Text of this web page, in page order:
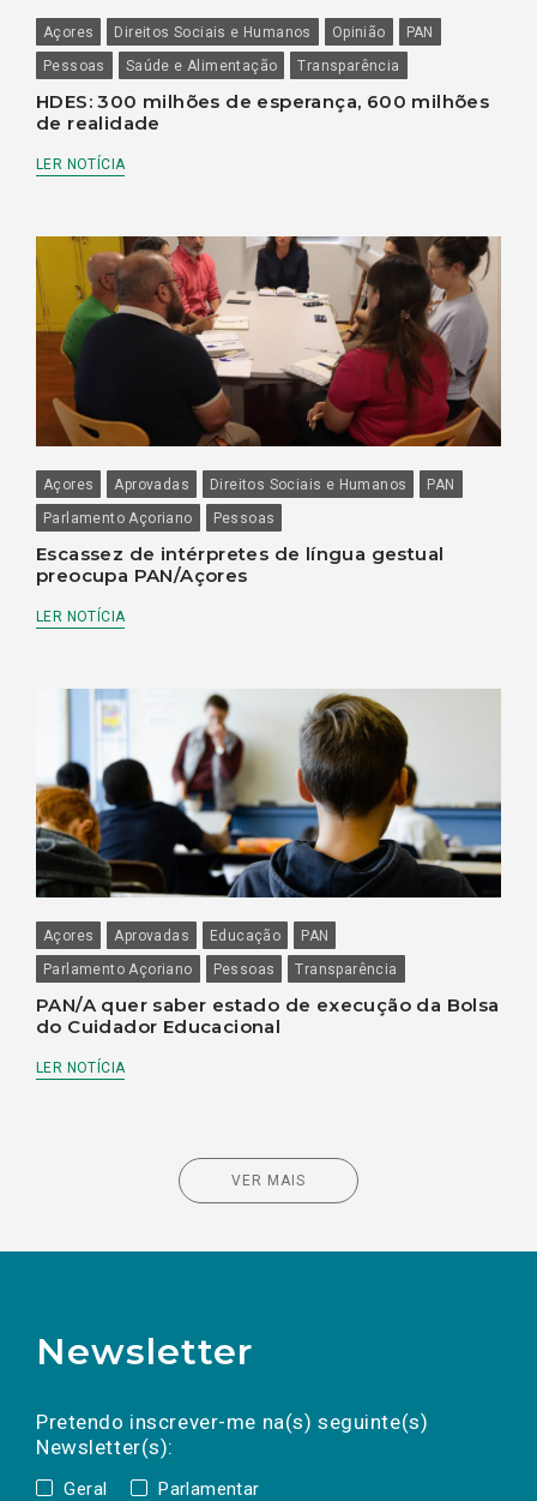
Açores Direitos Sociais e Humanos Opinião
PAN
Pessoas
Saúde e Alimentação Transparência
HDES: 300 milhões de esperança, 600 milhões
de realidade
LER NOTÍCIA
Açores Aprovadas Direitos Sociais e Humanos
PAN
Parlamento Açoriano
Pessoas
Escassez de intérpretes de língua gestual
preocupa PAN/Açores
LER NOTÍCIA
Açores Aprovadas Educação
PAN
Parlamento Açoriano
Pessoas Transparência
PAN/A quer saber estado de execução da Bolsa
do Cuidador Educacional
LER NOTÍCIA
VER MAIS
Newsletter
Pretendo inscrever-me na(s) seguinte(s)
Newsletter(s):
Geral Parlamentar
a(s) newsletter(s).
mail